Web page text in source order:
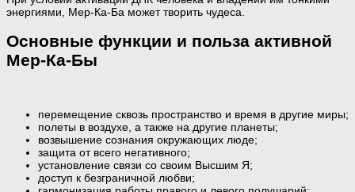
энергиями, Мер-Ка-Ба может творить чудеса.
Основные функции и польза активной
Мер-Ка-Бы
перемещение сквозь пространство и время в другие миры;
полеты в воздухе, а также на другие планеты;
возвышение сознания окружающих люде;
защита от всего негативного;
установление связи со своим Высшим Я;
доступ к безграничной любви;